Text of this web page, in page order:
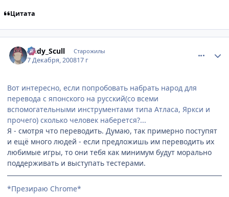
Цитата
Andy_Scull Старожилы
7 Декабря, 200817 г
Вот интересно, если попробовать набрать народ для
перевода с японского на русский(со всеми
вспомогательными инструментами типа Атласа, Яркси и
прочего) сколько человек наберется?...
Я - смотря что переводить. Думаю, так примерно поступят
и ещё много людей - если предложишь им переводить их
любимые игры, то они тебя как минимум будут морально
поддерживать и выступать тестерами.
*Презираю Chrome*